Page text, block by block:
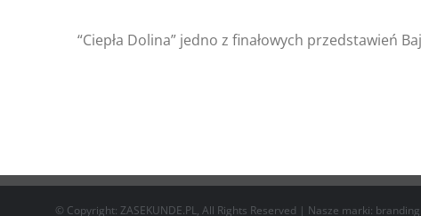
“Ciepła Dolina” jedno z finałowych przedstawień
© Copyright: ZASEKUNDE.PL, All Rights Reserved | Nasze marki: branding